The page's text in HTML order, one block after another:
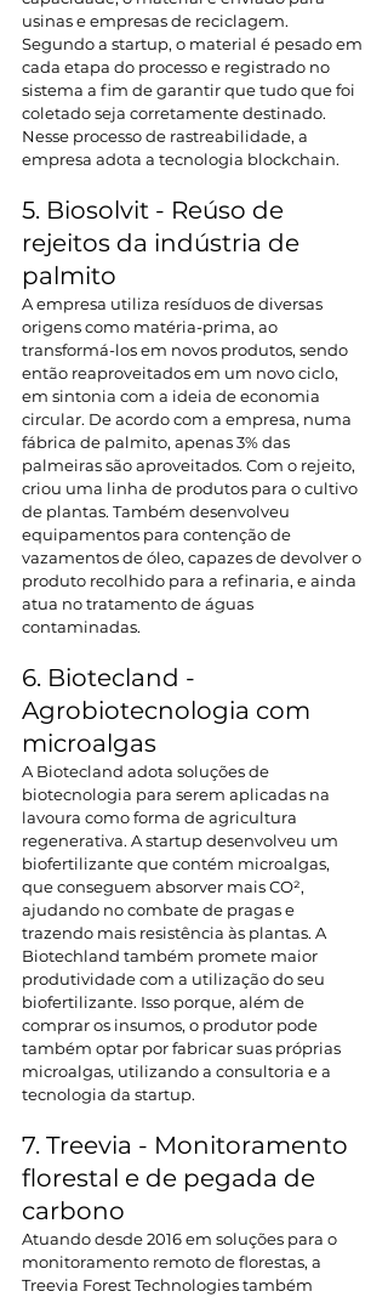
usinas e empresas de reciclagem.
Segundo a startup, o material é pesado em
cada etapa do processo e registrado no
sistema a fim de garantir que tudo que foi
coletado seja corretamente destinado.
Nesse processo de rastreabilidade, a
empresa adota a tecnologia blockchain.
5. Biosolvit - Reúso de
rejeitos da indústria de
palmito
A empresa utiliza resíduos de diversas
origens como matéria-prima, ao
transformá-los em novos produtos, sendo
então reaproveitados em um novo ciclo,
em sintonia com a ideia de economia
circular. De acordo com a empresa, numa
fábrica de palmito, apenas 3% das
palmeiras são aproveitados. Com o rejeito,
criou uma linha de produtos para o cultivo
de plantas. Também desenvolveu
equipamentos para contenção de
vazamentos de óleo, capazes de devolver o
produto recolhido para a refinaria, e ainda
atua no tratamento de águas
contaminadas.
6. Biotecland -
Agrobiotecnologia com
microalgas
A Biotecland adota soluções de
biotecnologia para serem aplicadas na
lavoura como forma de agricultura
regenerativa. A startup desenvolveu um
biofertilizante que contém microalgas,
que conseguem absorver mais CO²,
ajudando no combate de pragas e
trazendo mais resistência às plantas. A
Biotechland também promete maior
produtividade com a utilização do seu
biofertilizante. Isso porque, além de
comprar os insumos, o produtor pode
também optar por fabricar suas próprias
microalgas, utilizando a consultoria e a
tecnologia da startup.
7. Treevia - Monitoramento
florestal e de pegada de
carbono
Atuando desde 2016 em soluções para o
monitoramento remoto de florestas, a
Treevia Forest Technologies também